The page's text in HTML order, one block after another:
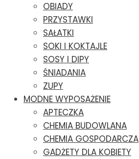
OBIADY
PRZYSTAWKI
SAŁATKI
SOKI I KOKTAJLE
SOSY I DIPY
ŚNIADANIA
ZUPY
MODNE WYPOSAŻENIE
APTECZKA
CHEMIA BUDOWLANA
CHEMIA GOSPODARCZA
GADŻETY DLA KOBIETY